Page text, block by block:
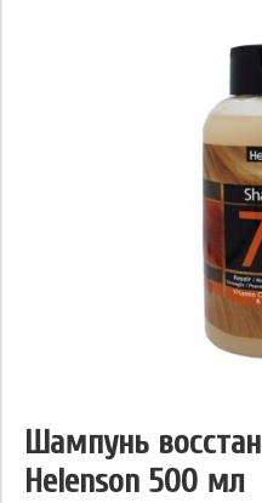
Шампунь
Helenson 500 мл